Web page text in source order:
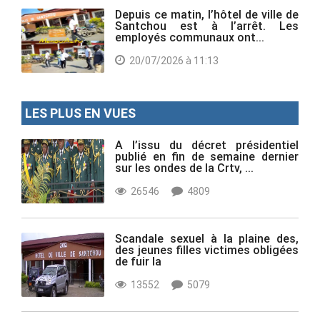
Depuis ce matin, l’hôtel de ville de
Santchou est à l’arrêt. Les
employés communaux ont...
20/07/2026 à 11:13
LES PLUS EN VUES
A l’issu du décret présidentiel
publié en fin de semaine dernier
sur les ondes de la Crtv, ...
26546 4809
Scandale sexuel à la plaine des,
des jeunes filles victimes obligées
de fuir la
13552 5079